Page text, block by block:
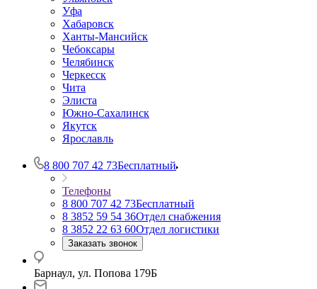
Уфа
Хабаровск
Ханты-Мансийск
Чебоксары
Челябинск
Черкесск
Чита
Элиста
Южно-Сахалинск
Якутск
Ярославль
8 800 707 42 73Бесплатный
Телефоны
8 800 707 42 73Бесплатный
8 3852 59 54 36Отдел снабжения
8 3852 22 63 60Отдел логистики
Заказать звонок
Барнаул, ул. Попова 179Б